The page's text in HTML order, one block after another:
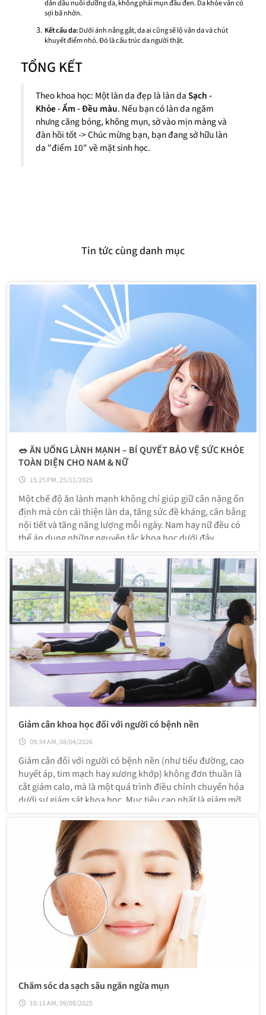
dẫn dầu nuôi dưỡng da, không phải mụn đầu đen. Da khỏe vẫn có
sợi bã nhờn.
Kết cấu da:Dưới ánh nắng gắt, da ai cũng sẽ lộ vân da và chút
khuyết điểm nhỏ. Đó là cấu trúc da người thật.
TỔNG KẾT
Theo khoa học: Một làn da đẹp là làn daSạch -
Khỏe - Ẩm - Đều màu. Nếu bạn có làn da ngăm
nhưng căng bóng, không mụn, sờ vào mịn màng và
đàn hồi tốt -> Chúc mừng bạn, bạn đang sở hữu làn
da "điểm 10" về mặt sinh học.
Tin tức cùng danh mục
🥗 ĂN UỐNG LÀNH MẠNH – BÍ QUYẾT BẢO VỆ SỨC KHỎE
TOÀN DIỆN CHO NAM & NỮ
15:25 PM, 25/11/2025
Một chế độ ăn lành mạnh không chỉ giúp giữ cân nặng ổn
định mà còn cải thiện làn da, tăng sức đề kháng, cân bằng
nội tiết và tăng năng lượng mỗi ngày. Nam hay nữ đều có
thể áp dụng những nguyên tắc khoa học dưới đây.
Giảm cân khoa học đối với người có bệnh nền
09:34 AM, 08/04/2026
Giảm cân đối với người có bệnh nền (như tiểu đường, cao
huyết áp, tim mạch hay xương khớp) không đơn thuần là
cắt giảm calo, mà là một quá trình điều chỉnh chuyển hóa
dưới sự giám sát khoa học. Mục tiêu cao nhất là giảm mỡ
chỉ số sinh tồn.
Chăm sóc da sạch sâu ngăn ngừa mụn
10:15 AM, 09/08/2025